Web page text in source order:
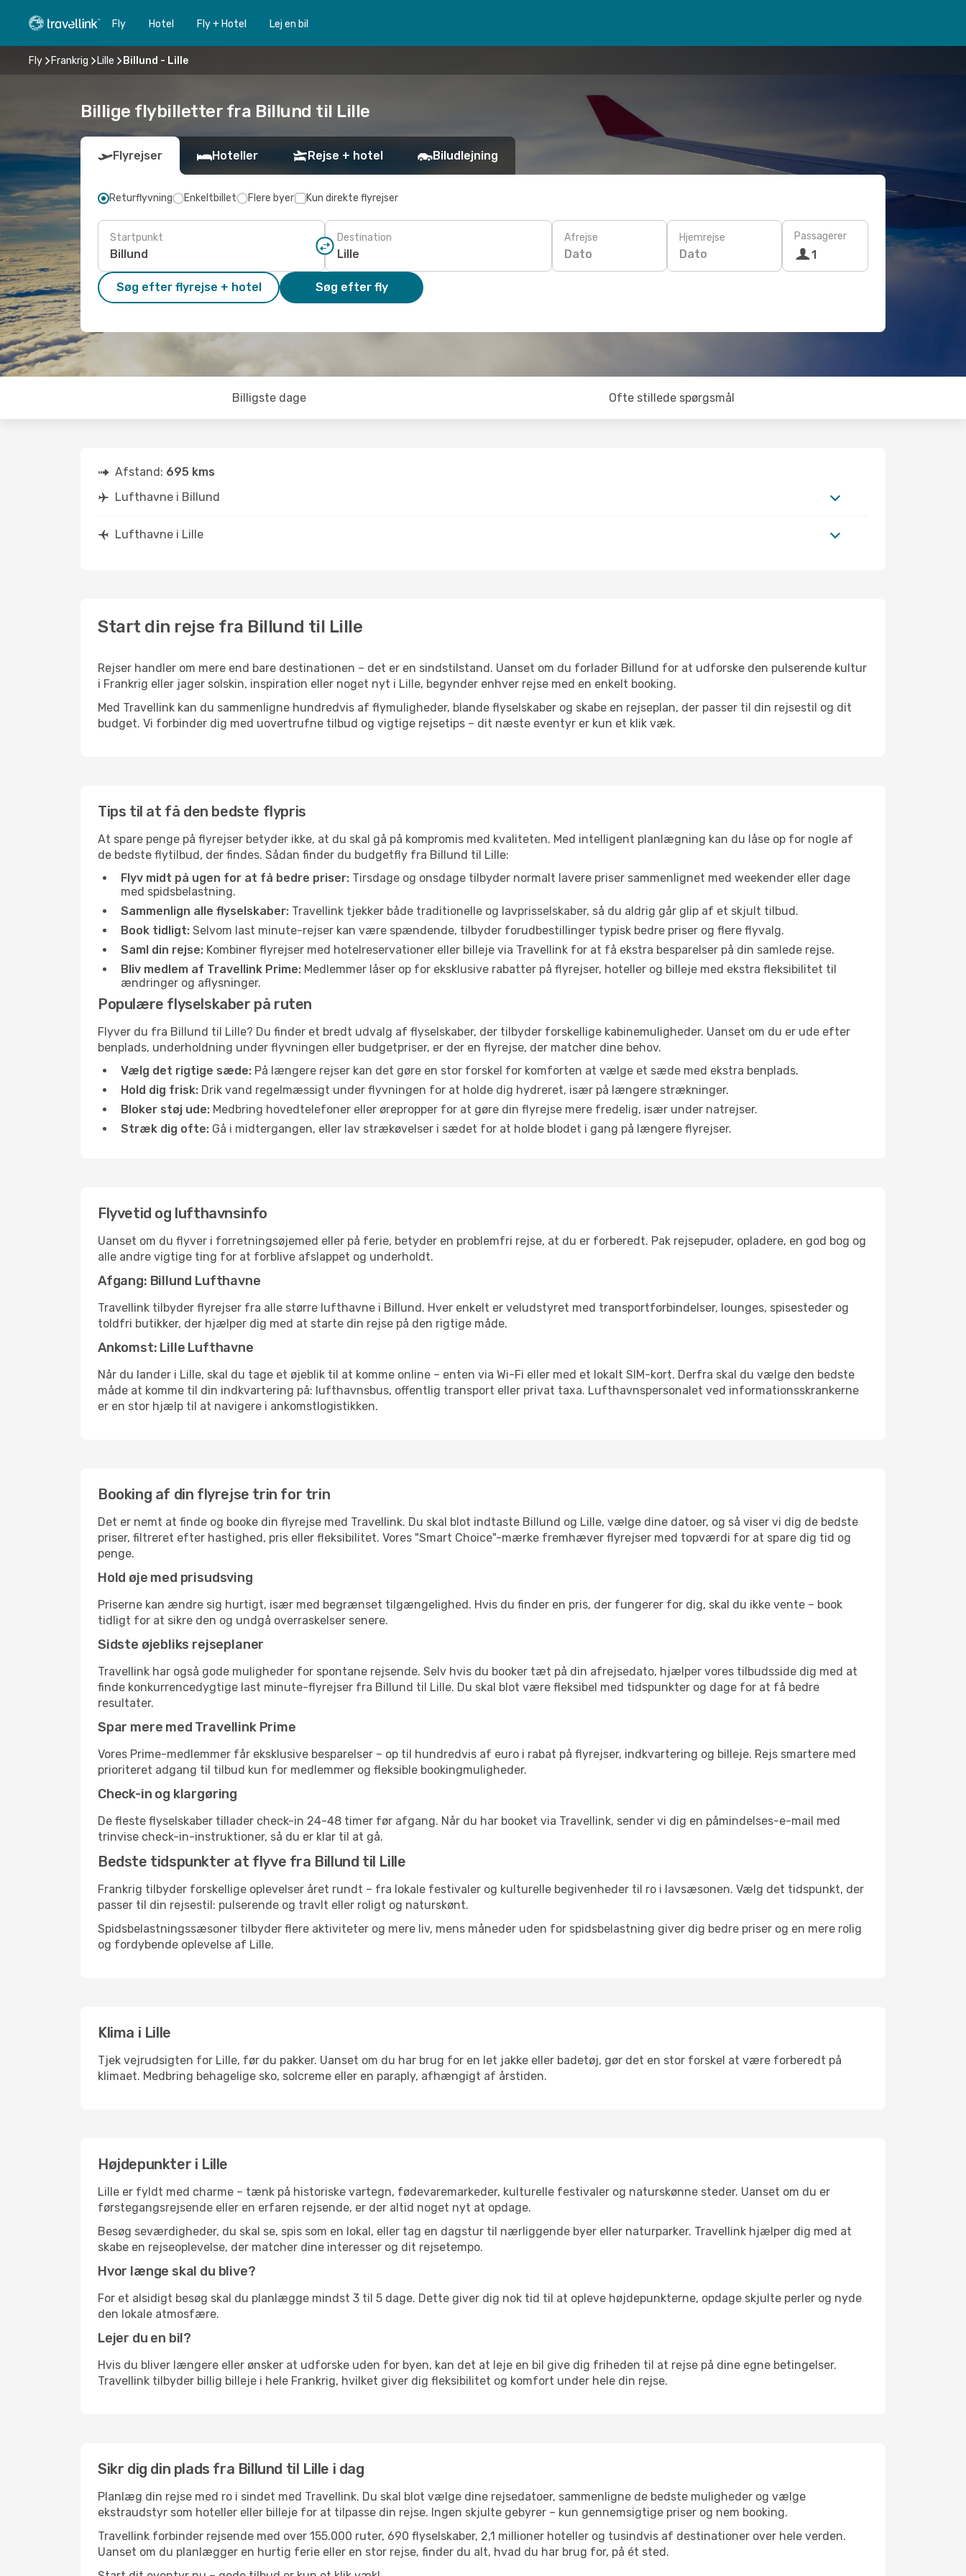
Fly Hotel Fly + Hotel Lej en bil
Fly Frankrig Lille Billund - Lille
Billige flybilletter fra Billund til Lille
Flyrejser Hoteller Rejse + hotel Biludlejning
Returflyvning Enkeltbillet Flere byer Kun direkte flyrejser
Startpunkt Destination Afrejse
Dato
Hjemrejse
Dato
Passagerer
1
Søg efter flyrejse + hotel Søg efter fly
Billigste dage Ofte stillede spørgsmål
Afstand: 695 kms
Lufthavne i Billund
Lufthavne i Lille
Start din rejse fra Billund til Lille
Rejser handler om mere end bare destinationen – det er en sindstilstand. Uanset om du forlader Billund for at udforske den pulserende kultur
i Frankrig eller jager solskin, inspiration eller noget nyt i Lille, begynder enhver rejse med en enkelt booking.
Med Travellink kan du sammenligne hundredvis af flymuligheder, blande flyselskaber og skabe en rejseplan, der passer til din rejsestil og dit
budget. Vi forbinder dig med uovertrufne tilbud og vigtige rejsetips – dit næste eventyr er kun et klik væk.
Tips til at få den bedste flypris
At spare penge på flyrejser betyder ikke, at du skal gå på kompromis med kvaliteten. Med intelligent planlægning kan du låse op for nogle af
de bedste flytilbud, der findes. Sådan finder du budgetfly fra Billund til Lille:
Flyv midt på ugen for at få bedre priser: Tirsdage og onsdage tilbyder normalt lavere priser sammenlignet med weekender eller dage
med spidsbelastning.
Sammenlign alle flyselskaber: Travellink tjekker både traditionelle og lavprisselskaber, så du aldrig går glip af et skjult tilbud.
Book tidligt: Selvom last minute-rejser kan være spændende, tilbyder forudbestillinger typisk bedre priser og flere flyvalg.
Saml din rejse: Kombiner flyrejser med hotelreservationer eller billeje via Travellink for at få ekstra besparelser på din samlede rejse.
Bliv medlem af Travellink Prime: Medlemmer låser op for eksklusive rabatter på flyrejser, hoteller og billeje med ekstra fleksibilitet til
ændringer og aflysninger.
Populære flyselskaber på ruten
Flyver du fra Billund til Lille? Du finder et bredt udvalg af flyselskaber, der tilbyder forskellige kabinemuligheder. Uanset om du er ude efter
benplads, underholdning under flyvningen eller budgetpriser, er der en flyrejse, der matcher dine behov.
Vælg det rigtige sæde: På længere rejser kan det gøre en stor forskel for komforten at vælge et sæde med ekstra benplads.
Hold dig frisk: Drik vand regelmæssigt under flyvningen for at holde dig hydreret, især på længere strækninger.
Bloker støj ude: Medbring hovedtelefoner eller ørepropper for at gøre din flyrejse mere fredelig, især under natrejser.
Stræk dig ofte: Gå i midtergangen, eller lav strækøvelser i sædet for at holde blodet i gang på længere flyrejser.
Flyvetid og lufthavnsinfo
Uanset om du flyver i forretningsøjemed eller på ferie, betyder en problemfri rejse, at du er forberedt. Pak rejsepuder, opladere, en god bog og
alle andre vigtige ting for at forblive afslappet og underholdt.
Afgang: Billund Lufthavne
Travellink tilbyder flyrejser fra alle større lufthavne i Billund. Hver enkelt er veludstyret med transportforbindelser, lounges, spisesteder og
toldfri butikker, der hjælper dig med at starte din rejse på den rigtige måde.
Ankomst: Lille Lufthavne
Når du lander i Lille, skal du tage et øjeblik til at komme online – enten via Wi-Fi eller med et lokalt SIM-kort. Derfra skal du vælge den bedste
måde at komme til din indkvartering på: lufthavnsbus, offentlig transport eller privat taxa. Lufthavnspersonalet ved informationsskrankerne
er en stor hjælp til at navigere i ankomstlogistikken.
Booking af din flyrejse trin for trin
Det er nemt at finde og booke din flyrejse med Travellink. Du skal blot indtaste Billund og Lille, vælge dine datoer, og så viser vi dig de bedste
priser, filtreret efter hastighed, pris eller fleksibilitet. Vores "Smart Choice"-mærke fremhæver flyrejser med topværdi for at spare dig tid og
penge.
Hold øje med prisudsving
Priserne kan ændre sig hurtigt, især med begrænset tilgængelighed. Hvis du finder en pris, der fungerer for dig, skal du ikke vente – book
tidligt for at sikre den og undgå overraskelser senere.
Sidste øjebliks rejseplaner
Travellink har også gode muligheder for spontane rejsende. Selv hvis du booker tæt på din afrejsedato, hjælper vores tilbudsside dig med at
finde konkurrencedygtige last minute-flyrejser fra Billund til Lille. Du skal blot være fleksibel med tidspunkter og dage for at få bedre
resultater.
Spar mere med Travellink Prime
Vores Prime-medlemmer får eksklusive besparelser – op til hundredvis af euro i rabat på flyrejser, indkvartering og billeje. Rejs smartere med
prioriteret adgang til tilbud kun for medlemmer og fleksible bookingmuligheder.
Check-in og klargøring
De fleste flyselskaber tillader check-in 24-48 timer før afgang. Når du har booket via Travellink, sender vi dig en påmindelses-e-mail med
trinvise check-in-instruktioner, så du er klar til at gå.
Bedste tidspunkter at flyve fra Billund til Lille
Frankrig tilbyder forskellige oplevelser året rundt – fra lokale festivaler og kulturelle begivenheder til ro i lavsæsonen. Vælg det tidspunkt, der
passer til din rejsestil: pulserende og travlt eller roligt og naturskønt.
Spidsbelastningssæsoner tilbyder flere aktiviteter og mere liv, mens måneder uden for spidsbelastning giver dig bedre priser og en mere rolig
og fordybende oplevelse af Lille.
Klima i Lille
Tjek vejrudsigten for Lille, før du pakker. Uanset om du har brug for en let jakke eller badetøj, gør det en stor forskel at være forberedt på
klimaet. Medbring behagelige sko, solcreme eller en paraply, afhængigt af årstiden.
Højdepunkter i Lille
Lille er fyldt med charme – tænk på historiske vartegn, fødevaremarkeder, kulturelle festivaler og naturskønne steder. Uanset om du er
førstegangsrejsende eller en erfaren rejsende, er der altid noget nyt at opdage.
Besøg seværdigheder, du skal se, spis som en lokal, eller tag en dagstur til nærliggende byer eller naturparker. Travellink hjælper dig med at
skabe en rejseoplevelse, der matcher dine interesser og dit rejsetempo.
Hvor længe skal du blive?
For et alsidigt besøg skal du planlægge mindst 3 til 5 dage. Dette giver dig nok tid til at opleve højdepunkterne, opdage skjulte perler og nyde
den lokale atmosfære.
Lejer du en bil?
Hvis du bliver længere eller ønsker at udforske uden for byen, kan det at leje en bil give dig friheden til at rejse på dine egne betingelser.
Travellink tilbyder billig billeje i hele Frankrig, hvilket giver dig fleksibilitet og komfort under hele din rejse.
Sikr dig din plads fra Billund til Lille i dag
Planlæg din rejse med ro i sindet med Travellink. Du skal blot vælge dine rejsedatoer, sammenligne de bedste muligheder og vælge
ekstraudstyr som hoteller eller billeje for at tilpasse din rejse. Ingen skjulte gebyrer – kun gennemsigtige priser og nem booking.
Travellink forbinder rejsende med over 155.000 ruter, 690 flyselskaber, 2,1 millioner hoteller og tusindvis af destinationer over hele verden.
Uanset om du planlægger en hurtig ferie eller en stor rejse, finder du alt, hvad du har brug for, på ét sted.